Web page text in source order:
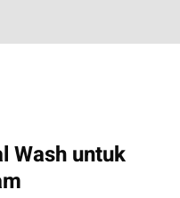
Wash untuk